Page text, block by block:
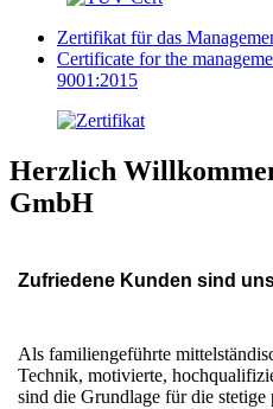
Zertifikat für das
Certificate for the
9001:2015
Herzlich
GmbH
Zufriedene Kunden sind
Als familiengeführte
Technik, motivierte,
sind die Grundlage für die